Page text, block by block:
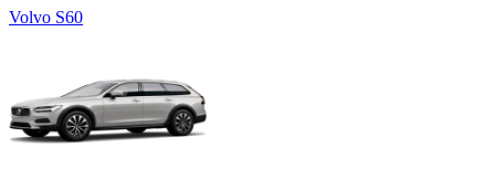
Volvo S60